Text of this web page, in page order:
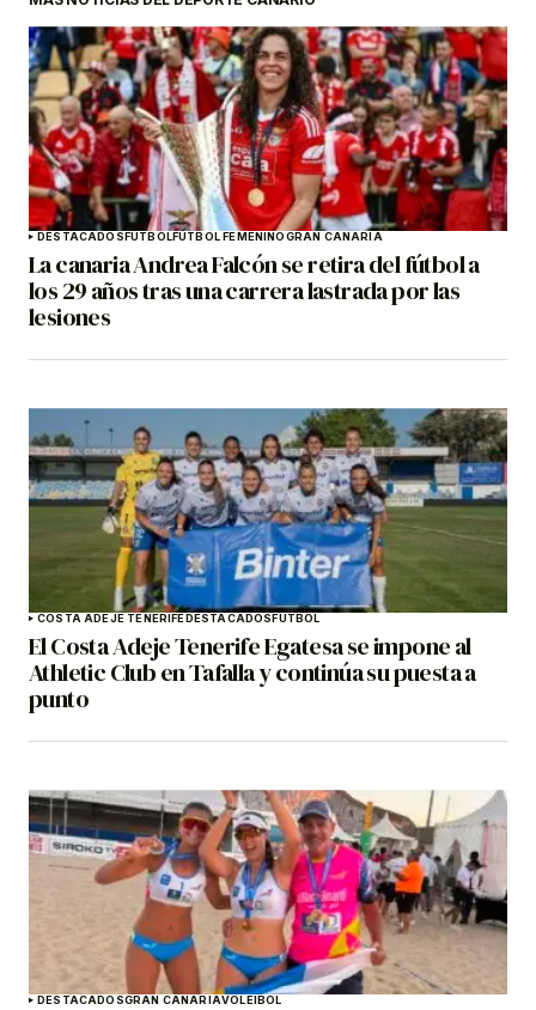
DESTACADOSFÚTBOLFÚTBOL FEMENINOGRAN CANARIA
La canaria Andrea Falcón se retira del fútbol a
los 29 años tras una carrera lastrada por las
lesiones
COSTA ADEJE TENERIFEDESTACADOSFÚTBOL
El Costa Adeje Tenerife Egatesa se impone al
Athletic Club en Tafalla y continúa su puesta a
punto
DESTACADOSGRAN CANARIAVOLEIBOL